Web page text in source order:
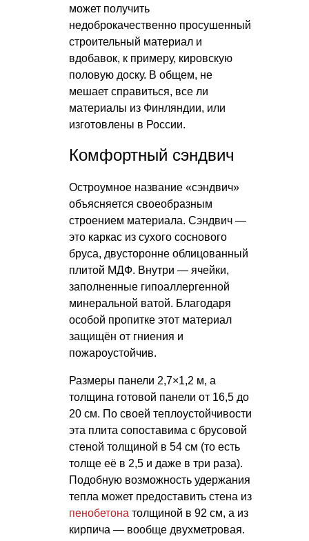
может получить
недоброкачественно просушенный
строительный материал и
вдобавок, к примеру, кировскую
половую доску. В общем, не
мешает справиться, все ли
материалы из Финляндии, или
изготовлены в России.
Комфортный сэндвич
Остроумное название «сэндвич»
объясняется своеобразным
строением материала. Сэндвич —
это каркас из сухого соснового
бруса, двусторонне облицованный
плитой МДФ. Внутри — ячейки,
заполненные гипоаллергенной
минеральной ватой. Благодаря
особой пропитке этот материал
защищён от гниения и
пожароустойчив.
Размеры панели 2,7×1,2 м, а
толщина готовой панели от 16,5 до
20 см. По своей теплоустойчивости
эта плита сопоставима с брусовой
стеной толщиной в 54 см (то есть
толще её в 2,5 и даже в три раза).
Подобную возможность удержания
тепла может предоставить стена из
пенобетона толщиной в 92 см, а из
кирпича — вообще двухметровая.